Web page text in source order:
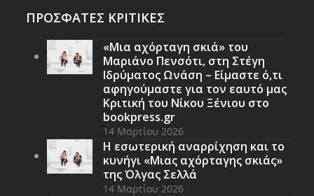
ΠΡΟΣΦΑΤΕΣ ΚΡΙΤΙΚΕΣ
«Μια αχόρταγη σκιά» του
Μαριάνο Πενσότι, στη Στέγη
Ιδρύματος Ωνάση – Είμαστε ό,τι
αφηγούμαστε για τον εαυτό μας
Κριτική του Νίκου Ξένιου στο
bookpress.gr
14 Μαρτίου 2026
Η εσωτερική αναρρίχηση και το
κυνήγι «Μιας αχόρταγης σκιάς»
της Όλγας Σελλά
14 Μαρτίου 2026